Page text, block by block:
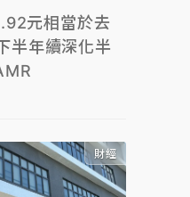
元相當於去
年續深化半
財經